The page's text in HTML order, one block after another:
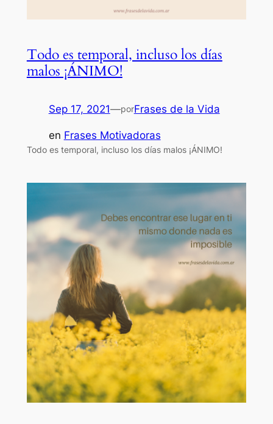
Todo es temporal, incluso los días
malos ¡ÁNIMO!
Sep 17, 2021—porFrases de la Vida
en Frases Motivadoras
Todo es temporal, incluso los días malos ¡ÁNIMO!